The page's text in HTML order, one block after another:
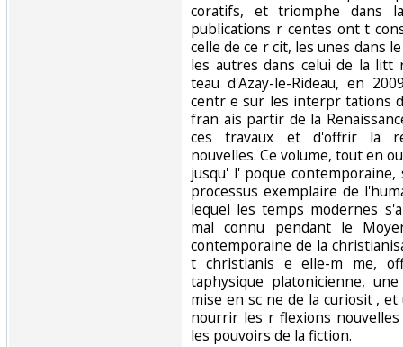
coratifs, et triomphe dans
publications r centes ont t
celle de ce r cit, les unes dans
les autres dans celui de la litt
teau d'Azay-le-Rideau, en
centr e sur les interpr tations
fran ais partir de la
ces travaux et d'offrir la
nouvelles. Ce volume, tout en
jusqu' l' poque
processus exemplaire de
lequel les temps modernes
mal connu pendant le
contemporaine de la
t christianis e elle-m me,
taphysique platonicienne,
mise en sc ne de la curiosit ,
nourrir les r flexions
les pouvoirs de la fiction. ‎